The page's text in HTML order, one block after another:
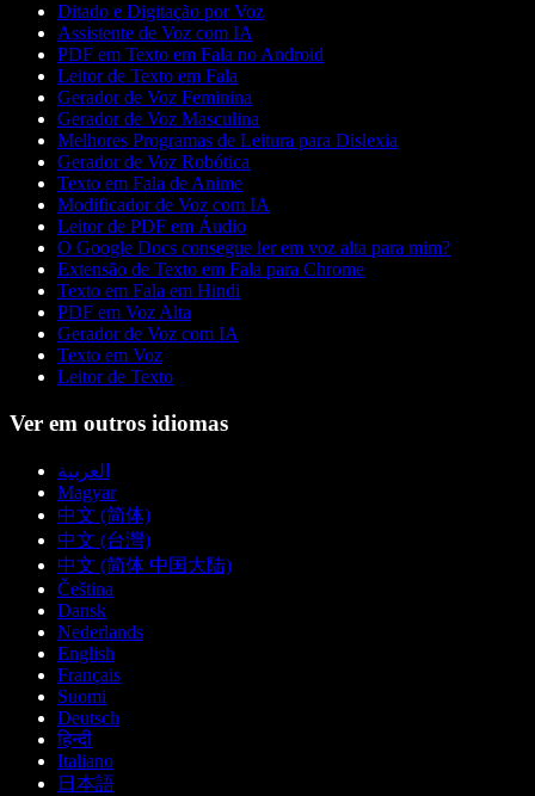
Ditado e Digitação por Voz
Assistente de Voz com IA
PDF em Texto em Fala no Android
Leitor de Texto em Fala
Gerador de Voz Feminina
Gerador de Voz Masculina
Melhores Programas de Leitura para Dislexia
Gerador de Voz Robótica
Texto em Fala de Anime
Modificador de Voz com IA
Leitor de PDF em Áudio
O Google Docs consegue ler em voz alta para mim?
Extensão de Texto em Fala para Chrome
Texto em Fala em Hindi
PDF em Voz Alta
Gerador de Voz com IA
Texto em Voz
Leitor de Texto
Ver em outros idiomas
العربية
Magyar
中文 (简体)
中文 (台灣)
中文 (简体 中国大陆)
Čeština
Dansk
Nederlands
English
Français
Suomi
Deutsch
हिन्दी
Italiano
日本語